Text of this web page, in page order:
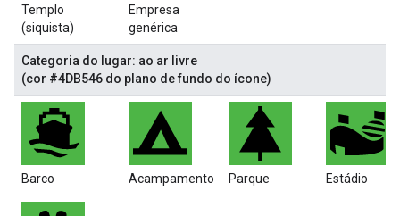
Templo
(siquista)
Empresa
genérica
Categoria do lugar: ao ar livre
(cor #4DB546 do plano de fundo do ícone)
Barco Acampamento Parque Estádio